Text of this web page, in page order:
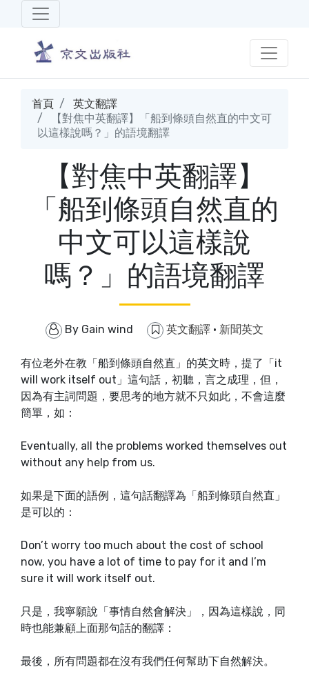
首頁
英文翻譯
【對焦中英翻譯】「船到條頭自然直的中文可
以這樣說嗎？」的語境翻譯
【對焦中英翻譯】
「船到條頭自然直的
中文可以這樣說
嗎？」的語境翻譯
By Gain wind 英文翻譯 · 新聞英文
有位老外在教「船到條頭自然直」的英文時，提了「it
will work itself out」這句話，初聽，言之成理，但，
因為有主詞問題，要思考的地方就不只如此，不會這麼
簡單，如：
Eventually, all the problems worked themselves out
without any help from us.
如果是下面的語例，這句話翻譯為「船到條頭自然直」
是可以的：
Don’t worry too much about the cost of school
now, you have a lot of time to pay for it and I’m
sure it will work itself out.
只是，我寧願說「事情自然會解決」，因為這樣說，同
時也能兼顧上面那句話的翻譯：
最後，所有問題都在沒有我們任何幫助下自然解決。